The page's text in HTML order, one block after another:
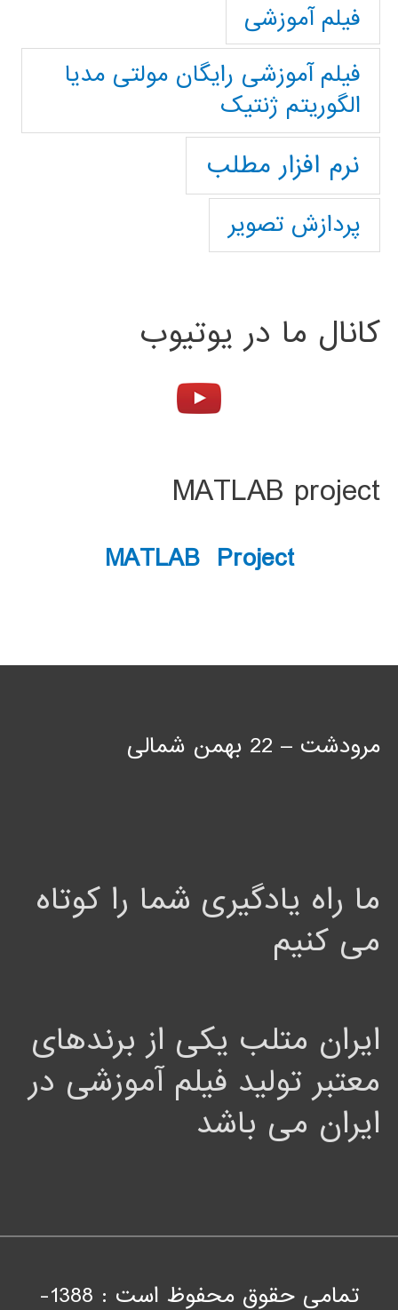
فیلم آموزشی
فیلم آموزشی رایگان مولتی مدیا
الگوریتم ژنتیک
نرم افزار مطلب
پردازش تصویر
کانال ما در یوتیوب
MATLAB project
MATLAB Project
مرودشت – 22 بهمن شمالی
ما راه یادگیری شما را کوتاه
می کنیم
ایران متلب یکی از برندهای
معتبر تولید فیلم آموزشی در
ایران می باشد
تمامی حقوق محفوظ است : 1388-